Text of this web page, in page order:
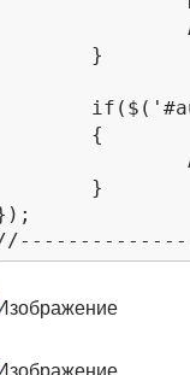
AppendCode();
AppendCode();